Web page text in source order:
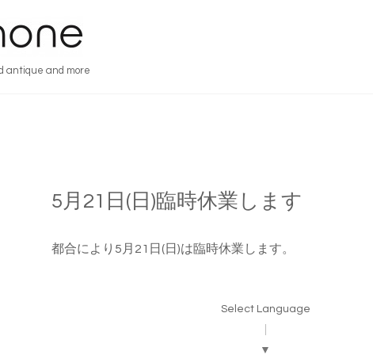
antique and more
5月21日(日)臨時休業します
都合により5月21日(日)は臨時休業します。
Select Language
▼